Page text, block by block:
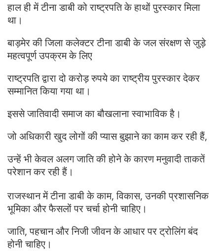
हाल ही में टीना डाबी को राष्ट्रपति के हाथों पुरस्कार मिला
था।
बाड़मेर की जिला कलेक्टर टीना डाबी के जल संरक्षण से जुड़े
महत्वपूर्ण उपक्रम के लिए
राष्ट्रपति द्वारा दो करोड़ रुपये का राष्ट्रीय पुरस्कार देकर
सम्मानित किया गया था।
इससे जातिवादी समाज का बौखलाना स्वाभाविक है।
जो अधिकारी खुद लोगों की प्यास बुझाने का काम कर रही हैं,
उन्हें भी केवल अलग जाति की होने के कारण मनुवादी ताकतें
परेशान कर रही हैं।
राजस्थान में टीना डाबी के काम, विकास, उनकी प्रशासनिक
भूमिका और फैसलों पर चर्चा होनी चाहिए।
जाति, पहचान और निजी जीवन के आधार पर ट्रोलिंग बंद
होनी चाहिए।